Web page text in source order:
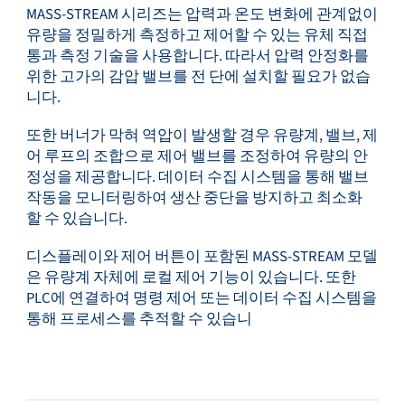
MASS-STREAM 시리즈는 압력과 온도 변화에 관계없이
유량을 정밀하게 측정하고 제어할 수 있는 유체 직접
통과 측정 기술을 사용합니다. 따라서 압력 안정화를
위한 고가의 감압 밸브를 전 단에 설치할 필요가 없습
니다.
또한 버너가 막혀 역압이 발생할 경우 유량계, 밸브, 제
어 루프의 조합으로 제어 밸브를 조정하여 유량의 안
정성을 제공합니다. 데이터 수집 시스템을 통해 밸브
작동을 모니터링하여 생산 중단을 방지하고 최소화
할 수 있습니다.
디스플레이와 제어 버튼이 포함된 MASS-STREAM 모델
은 유량계 자체에 로컬 제어 기능이 있습니다. 또한
PLC에 연결하여 명령 제어 또는 데이터 수집 시스템을
통해 프로세스를 추적할 수 있습니